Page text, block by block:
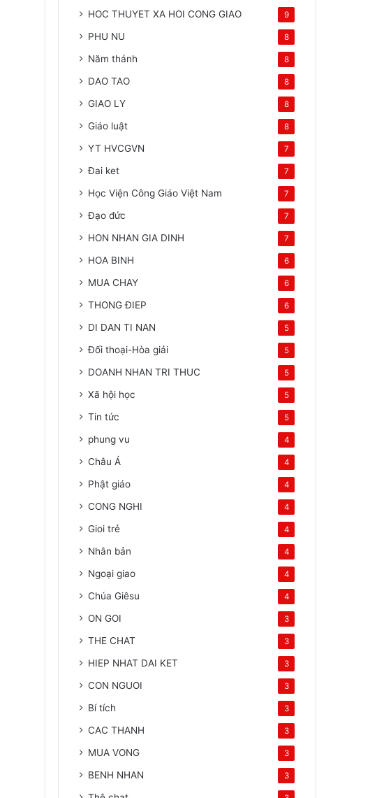
HOC THUYET XA HOI CONG GIAO 9
PHU NU 8
Năm thánh 8
DAO TAO 8
GIAO LY 8
Giáo luật 8
YT HVCGVN 7
Đai ket 7
Học Viện Công Giáo Việt Nam 7
Đạo đức 7
HON NHAN GIA DINH 7
HOA BINH 6
MUA CHAY 6
THONG ĐIEP 6
DI DAN TI NAN 5
Đối thoại-Hòa giải 5
DOANH NHAN TRI THUC 5
Xã hội học 5
Tin tức 5
phung vu 4
Châu Á 4
Phật giáo 4
CONG NGHI 4
Gioi trẻ 4
Nhân bản 4
Ngoại giao 4
Chúa Giêsu 4
ON GOI 3
THE CHAT 3
HIEP NHAT DAI KET 3
CON NGUOI 3
Bí tích 3
CAC THANH 3
MUA VONG 3
BENH NHAN 3